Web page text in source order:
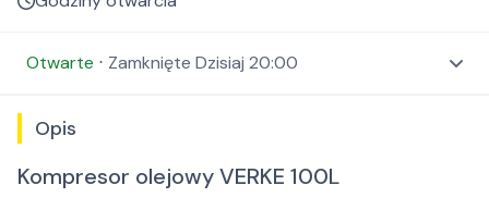
Otwarte ⋅ Zamknięte Dzisiaj 20:00
Opis
Kompresor olejowy VERKE 100L